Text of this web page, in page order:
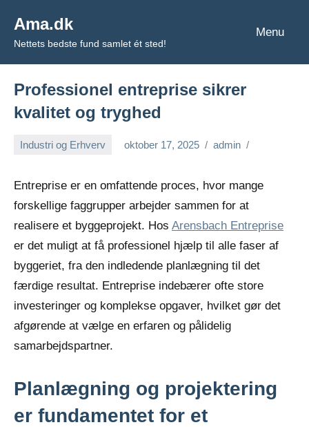
indhold
Ama.dk
Nettets bedste fund samlet ét sted!
Menu
Professionel entreprise sikrer
kvalitet og tryghed
Industri og Erhverv oktober 17, 2025 admin
Entreprise er en omfattende proces, hvor mange
forskellige faggrupper arbejder sammen for at
realisere et byggeprojekt. Hos Arensbach Entreprise
er det muligt at få professionel hjælp til alle faser af
byggeriet, fra den indledende planlægning til det
færdige resultat. Entreprise indebærer ofte store
investeringer og komplekse opgaver, hvilket gør det
afgørende at vælge en erfaren og pålidelig
samarbejdspartner.
Planlægning og projektering
er fundamentet for et